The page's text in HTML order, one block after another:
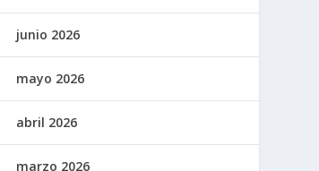
junio 2026
mayo 2026
abril 2026
marzo 2026